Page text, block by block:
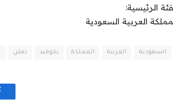
الرئيسية:
العربية السعودية
السعودية العربية المملكة بكوفيد تعلن